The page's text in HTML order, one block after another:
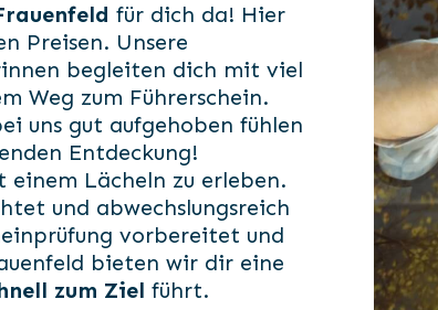
für dich da! Hier
Preisen. Unsere
begleiten dich mit viel
Weg zum Führerschein.
uns gut aufgehoben fühlen
Entdeckung!
Lächeln zu erleben.
und abwechslungsreich
vorbereitet und
bieten wir dir eine
zum Ziel führt.